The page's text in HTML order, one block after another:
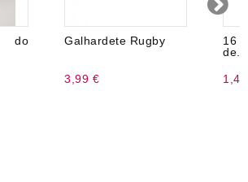
do
Galhardete Rugby
3,99 €
16
de...